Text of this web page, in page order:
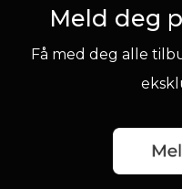
Meld deg
Få med deg alle